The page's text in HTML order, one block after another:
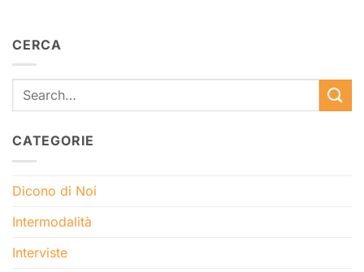
CERCA
CATEGORIE
Dicono di Noi
Intermodalità
Interviste